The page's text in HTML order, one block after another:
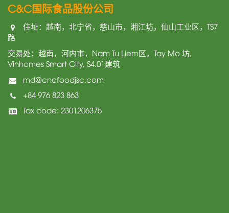
C&C国际食品股份公司
住址：越南，北宁省，慈山市，湘江坊，仙山工业区，TS7
路
交易处：越南，河内市，Nam Tu Liem区，Tay Mo 坊,
Vinhomes Smart City, S4.01建筑
md@cncfoodjsc.com
+84 976 823 863
Tax code: 2301206375